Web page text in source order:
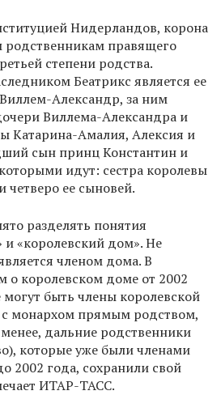
Нидерландов, корона
родственникам правящего
степени родства.
Беатрикс является ее
Александр, за ним
Виллема-Александра и
Катарина-Амалия, Алексия и
сын принц Константин и
идут: сестра королевы
четверо ее сыновей.
разделять понятия
и «королевский дом». Не
членом дома. В
о королевском доме от 2002
могут быть члены королевской
с монархом прямым родством,
дальние родственники
которые уже были членами
2002 года, сохранили свой
ИТАР-ТАСС.